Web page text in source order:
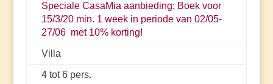
Speciale CasaMia aanbieding: Boek voor
15/3/20 min. 1 week in periode van 02/05-
27/06 met 10% korting!
Villa
4 tot 6 pers.